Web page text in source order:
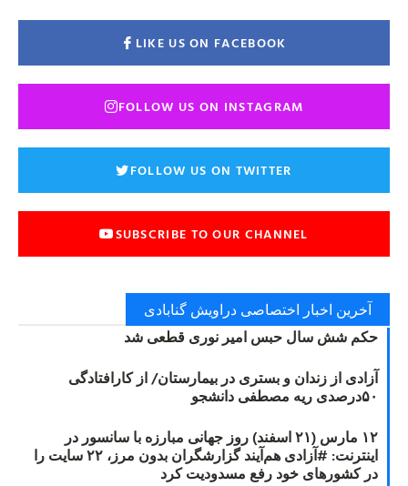
LIKE US ON FACEBOOK
FOLLOW US ON INSTAGRAM
FOLLOW US ON TWITTER
SUBSCRIBE TO OUR CHANNEL
آخرین اخبار اختصاصی دراویش گنابادی
حکم شش سال حبس امیر نوری قطعی شد
آزادی از زندان و بستری در بیمارستان/ از کارافتادگی
۵۰درصدی ریه مصطفی دانشجو
۱۲ مارس (۲۱ اسفند) روز جهانی مبارزه با سانسور در
اینترنت: #آزادی هم‌آیند گزارشگران‌ بدون مرز، ۲۲ سایت را
در کشورهای خود رفع مسدودیت کرد